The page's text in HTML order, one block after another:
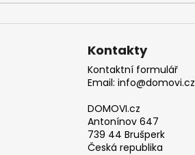
Kontakty
Kontaktní formulář
Email: info@domovi.cz
DOMOVI.cz
Antonínov 647
739 44 Brušperk
Česká republika